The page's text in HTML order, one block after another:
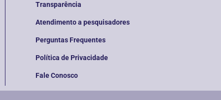
Transparência
Atendimento a pesquisadores
Perguntas Frequentes
Política de Privacidade
Fale Conosco